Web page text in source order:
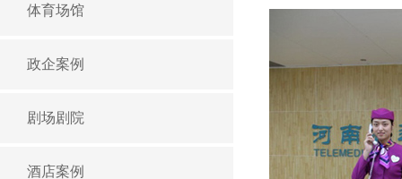
体育场馆
政企案例
剧场剧院
酒店案例